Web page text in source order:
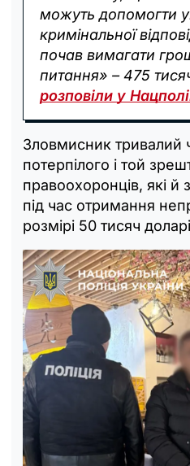
можуть допомогти
кримінальної
почав вимагати
питання» – 475
розповіли у
Зловмисник тривалий
потерпілого і той
правоохоронців, які й
під час отримання
розмірі 50 тисяч